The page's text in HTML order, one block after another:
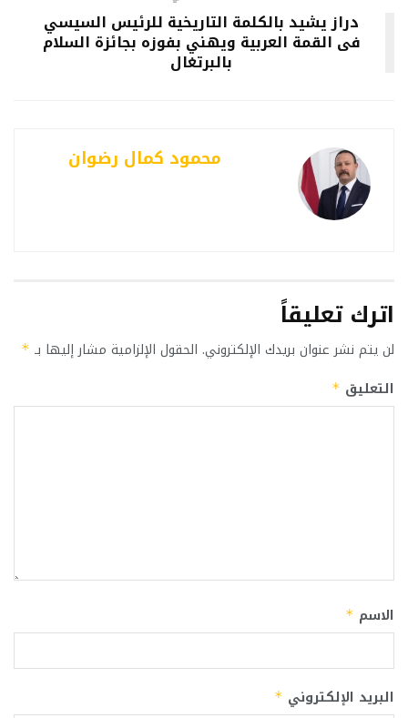
دراز يشيد بالكلمة التاريخية للرئيس السيسي
فى القمة العربية ويهني بفوزه بجائزة السلام
بالبرتغال
محمود كمال رضوان
اترك تعليقاً
لن يتم نشر عنوان بريدك الإلكتروني. الحقول الإلزامية مشار إليها بـ *
التعليق *
الاسم *
البريد الإلكتروني *